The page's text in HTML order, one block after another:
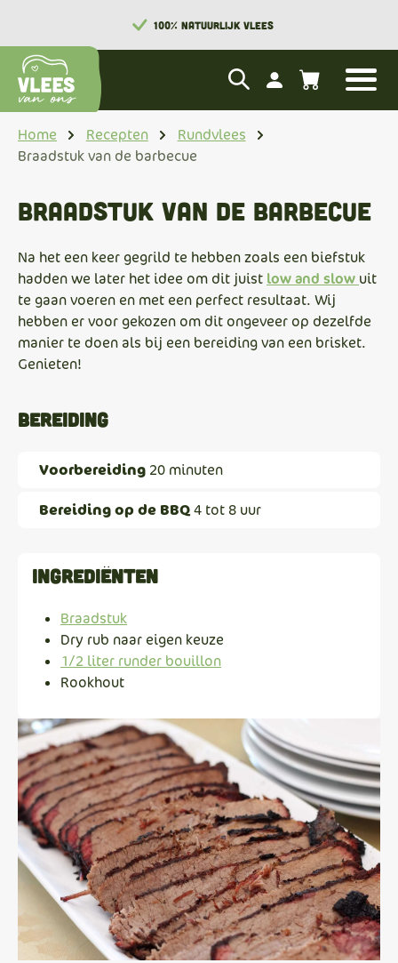
100% NATUURLIJK VLEES
Home Recepten
Rundvlees
Braadstuk van de barbecue
Braadstuk van de barbecue
Na het een keer gegrild te hebben zoals een biefstuk
hadden we later het idee om dit juist low and slow uit
te gaan voeren en met een perfect resultaat. Wij
hebben er voor gekozen om dit ongeveer op dezelfde
manier te doen als bij een bereiding van een brisket.
Genieten!
Bereiding
Voorbereiding 20 minuten
Bereiding op de BBQ4 tot 8 uur
Ingrediënten
Braadstuk
Dry rub naar eigen keuze
1/2 liter runder bouillon
Rookhout